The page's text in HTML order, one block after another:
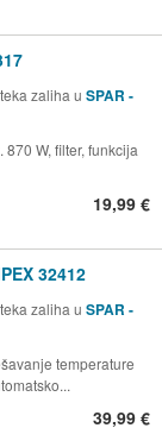
zaliha u SPAR -
W, filter, funkcija
19,99 €
32412
zaliha u SPAR -
temperature
39,99 €